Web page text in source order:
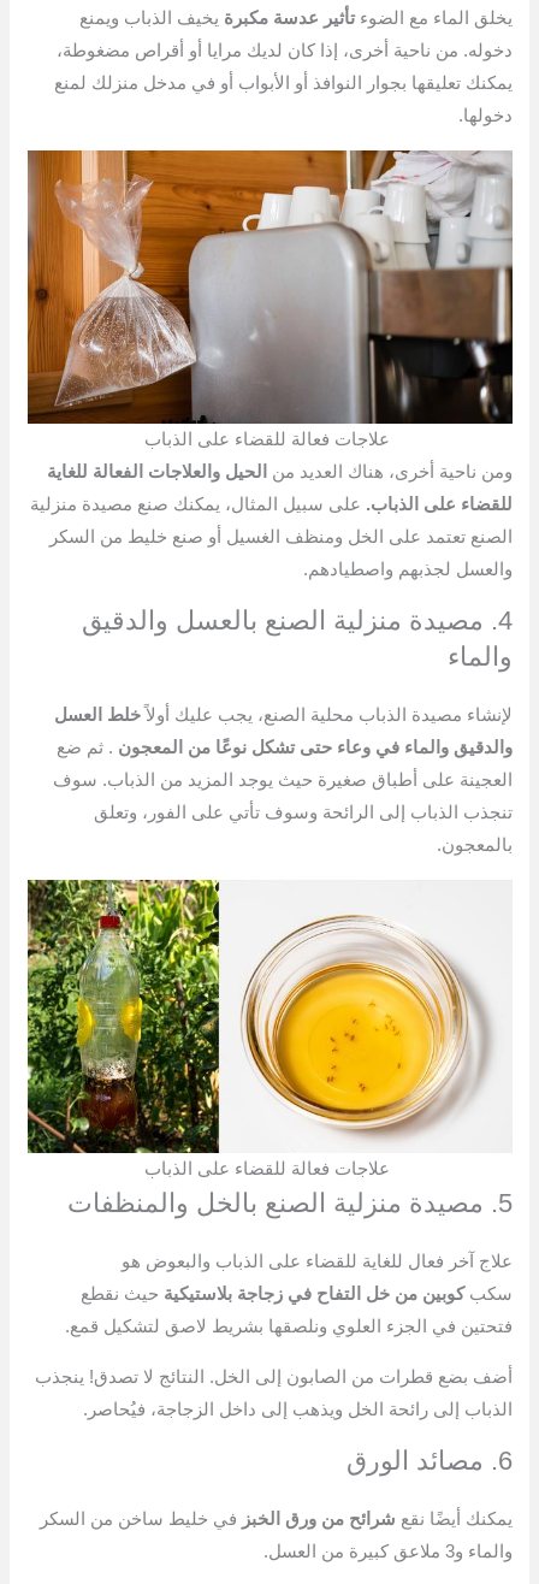
يخلق الماء مع الضوءتأثير عدسة مكبرة يخيف الذباب ويمنع
دخوله. من ناحية أخرى، إذا كان لديك مرايا أو أقراص مضغوطة،
يمكنك تعليقها بجوار النوافذ أو الأبواب أو في مدخل منزلك لمنع
دخولها.
علاجات فعالة للقضاء على الذباب
ومن ناحية أخرى، هناك العديد من
الحيل والعلاجات الفعالة للغاية
للقضاء على الذباب. على سبيل المثال، يمكنك صنع مصيدة منزلية
الصنع تعتمد على الخل ومنظف الغسيل أو صنع خليط من السكر
والعسل لجذبهم واصطيادهم.
4. مصيدة منزلية الصنع بالعسل والدقيق
والماء
لإنشاء مصيدة الذباب محلية الصنع، يجب عليك أولاًخلط العسل
والدقيق والماء في وعاء حتى تشكل نوعًا من المعجون . ثم ضع
العجينة على أطباق صغيرة حيث يوجد المزيد من الذباب. سوف
تنجذب الذباب إلى الرائحة وسوف تأتي على الفور، وتعلق
بالمعجون.
علاجات فعالة للقضاء على الذباب
5. مصيدة منزلية الصنع بالخل والمنظفات
علاج آخر فعال للغاية للقضاء على الذباب والبعوض هو
سكبكوبين من خل التفاح في زجاجة بلاستيكية حيث نقطع
فتحتين في الجزء العلوي ونلصقها بشريط لاصق لتشكيل قمع.
أضف بضع قطرات من الصابون إلى الخل. النتائج لا تصدق! ينجذب
الذباب إلى رائحة الخل ويذهب إلى داخل الزجاجة، فيُحاصر.
6. مصائد الورق
يمكنك أيضًا نقع شرائح من ورق الخبز في خليط ساخن من السكر
والماء و3 ملاعق كبيرة من العسل.